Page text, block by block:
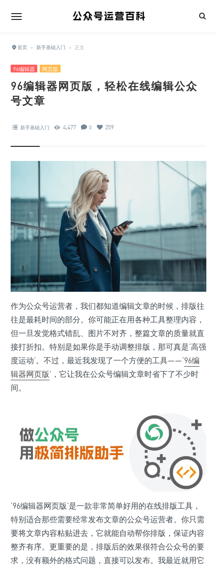
首页 › 新手基础入门 › 正文
96编辑器 网页版
96编辑器网页版，轻松在线编辑公众
号文章
新手基础入门 4,477 0 259
作为公众号运营者，我们都知道编辑文章的时候，排版往
往是最耗时间的部分。你可能正在用各种工具整理内容，
但一旦发觉格式错乱、图片不对齐，整篇文章的质量就直
接打折扣。特别是如果你是手动调整排版，那可真是‘高强
度运动’。不过，最近我发现了一个方便的工具——‘96编
辑器网页版’，它让我在公众号编辑文章时省下了不少时
间。
‘96编辑器网页版’是一款非常简单好用的在线排版工具，
特别适合那些需要经常发布文章的公众号运营者。你只需
要将文章内容粘贴进去，它就能自动帮你排版，保证内容
整齐有序。更重要的是，排版后的效果很符合公众号的要
求，没有额外的格式问题，直接可以发布。我最近就用它